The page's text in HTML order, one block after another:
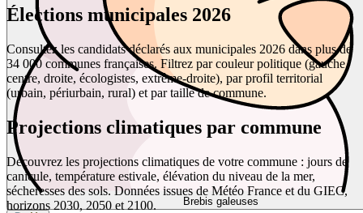
Brebis galeuses
Élections municipales 2026
Consultez les candidats déclarés aux municipales 2026 dans plus de
34 000 communes françaises. Filtrez par couleur politique (gauche,
centre, droite, écologistes, extrême-droite), par profil territorial
(urbain, périurbain, rural) et par taille de commune.
Projections climatiques par commune
Découvrez les projections climatiques de votre commune : jours de
canicule, température estivale, élévation du niveau de la mer,
sécheresses des sols. Données issues de Météo France et du GIEC,
horizons 2030, 2050 et 2100.